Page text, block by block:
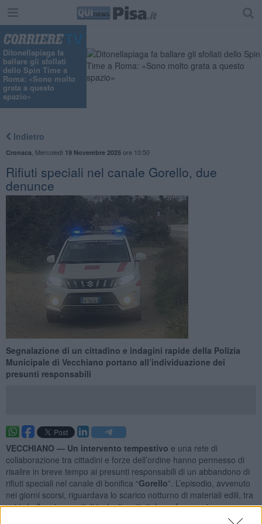
Ditonellapiaga fa
ballare gli sfollati
dello Spin Time a
Roma: «Sono molto
grata a questo
spazio»
Indietro
Cronaca Mercoledì 19 Novembre 2025ore 10:50
Rifiuti speciali nel canale Gorello, due
denunce
Segnalazione di un cittadino e indagini rapide della Polizia
Municipale di Vecchiano portano all’individuazione dei
presunti responsabili
VECCHIANO — Un intervento tempestivo e una rete di
collaborazione tra cittadini e forze dell’ordine hanno permesso di
risalire in breve tempo ai presunti responsabili di un abbandono di
rifiuti speciali nel canale di bonifica “Gorello”. L’episodio, avvenuto
nei giorni scorsi, riguardava lo scarico notturno di materiali edili, tra
cui imballaggi e scarti di isolanti, gettati da un furgone in corsa.